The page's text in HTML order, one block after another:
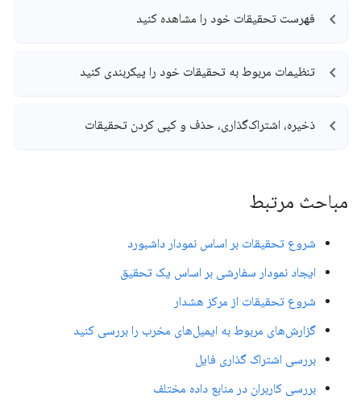
فهرست تحقیقات خود را مشاهده کنید
تنظیمات مربوط به تحقیقات خود را پیکربندی کنید
ذخیره، اشتراک‌گذاری، حذف و کپی کردن تحقیقات
مباحث مرتبط
شروع تحقیقات بر اساس نمودار داشبورد
ایجاد نمودار سفارشی بر اساس یک تحقیق
شروع تحقیقات از مرکز هشدار
گزارش‌های مربوط به ایمیل‌های مخرب را بررسی کنید
بررسی اشتراک گذاری فایل
بررسی کاربران در منابع داده مختلف